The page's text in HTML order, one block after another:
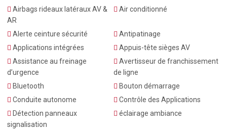
Airbags rideaux latéraux AV &
AR
Air conditionné
Alerte ceinture sécurité
Antipatinage
Applications intégrées
Appuis-tête sièges AV
Assistance au freinage
d’urgence
Avertisseur de franchissement
de ligne
Bluetooth
Bouton démarrage
Conduite autonome
Contrôle des Applications
Détection panneaux
signalisation
éclairage ambiance